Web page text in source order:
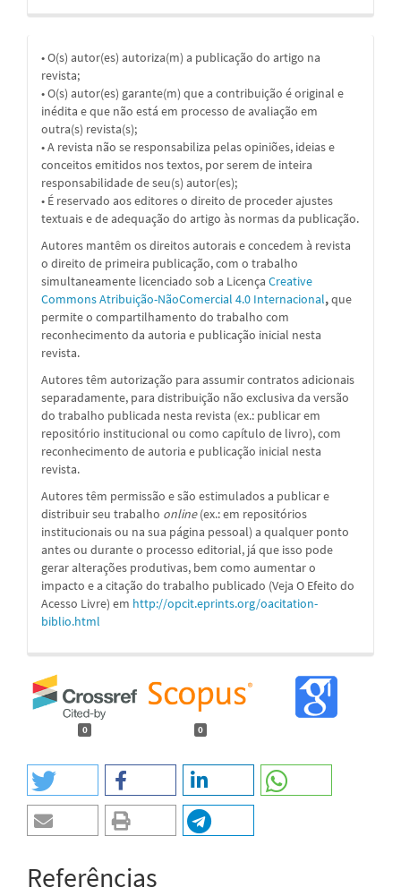
• O(s) autor(es) autoriza(m) a publicação do artigo na
revista;
• O(s) autor(es) garante(m) que a contribuição é original e
inédita e que não está em processo de avaliação em
outra(s) revista(s);
• A revista não se responsabiliza pelas opiniões, ideias e
conceitos emitidos nos textos, por serem de inteira
responsabilidade de seu(s) autor(es);
• É reservado aos editores o direito de proceder ajustes
textuais e de adequação do artigo às normas da publicação.
Autores mantêm os direitos autorais e concedem à revista
o direito de primeira publicação, com o trabalho
simultaneamente licenciado sob a Licença Creative
Commons Atribuição-NãoComercial 4.0 Internacional,que
permite o compartilhamento do trabalho com
reconhecimento da autoria e publicação inicial nesta
revista.
Autores têm autorização para assumir contratos adicionais
separadamente, para distribuição não exclusiva da versão
do trabalho publicada nesta revista (ex.: publicar em
repositório institucional ou como capítulo de livro), com
reconhecimento de autoria e publicação inicial nesta
revista.
Autores têm permissão e são estimulados a publicar e
distribuir seu trabalho online(ex.: em repositórios
institucionais ou na sua página pessoal) a qualquer ponto
antes ou durante o processo editorial, já que isso pode
gerar alterações produtivas, bem como aumentar o
impacto e a citação do trabalho publicado (Veja O Efeito do
Acesso Livre) em http://opcit.eprints.org/oacitation-
biblio.html
0 0
Referências